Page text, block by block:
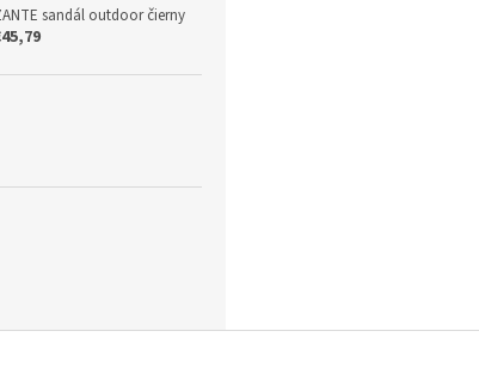
sandál outdoor čierny